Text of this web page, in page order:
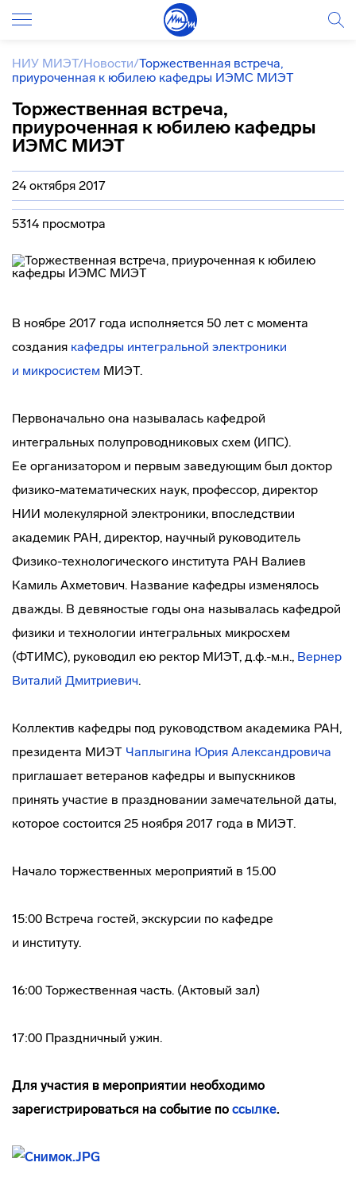
НИУ МИЭТ/Новости/Торжественная встреча,
приуроченная к юбилею кафедры ИЭМС МИЭТ
Торжественная встреча,
приуроченная к юбилею кафедры
ИЭМС МИЭТ
24 октября 2017
5314 просмотра
В ноябре 2017 года исполняется 50 лет с момента
создания кафедры интегральной электроники
и микросистем МИЭТ.
Первоначально она называлась кафедрой
интегральных полупроводниковых схем (ИПС).
Ее организатором и первым заведующим был доктор
физико-математических наук, профессор, директор
НИИ молекулярной электроники, впоследствии
академик РАН, директор, научный руководитель
Физико-технологического института РАН Валиев
Камиль Ахметович. Название кафедры изменялось
дважды. В девяностые годы она называлась кафедрой
физики и технологии интегральных микросхем
(ФТИМС), руководил ею ректор МИЭТ, д.ф.-м.н., Вернер
Виталий Дмитриевич.
Коллектив кафедры под руководством академика РАН,
президента МИЭТ Чаплыгина Юрия Александровича
приглашает ветеранов кафедры и выпускников
принять участие в праздновании замечательной даты,
которое состоится 25 ноября 2017 года в МИЭТ.
Начало торжественных мероприятий в 15.00
15:00 Встреча гостей, экскурсии по кафедре
и институту.
16:00 Торжественная часть. (Актовый зал)
17:00 Праздничный ужин.
Для участия в мероприятии необходимо
зарегистрироваться на событие по ссылке.